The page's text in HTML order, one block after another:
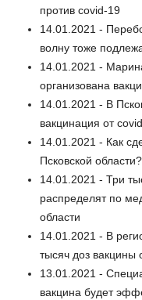
против covid-19
14.01.2021 -
волну тоже
14.01.2021 -
организована
14.01.2021 - В
вакцинация от
14.01.2021 - Как
Псковской области?
14.01.2021 - Три
распределят по
области
14.01.2021 - В
тысяч доз вакцины
13.01.2021 -
вакцина будет